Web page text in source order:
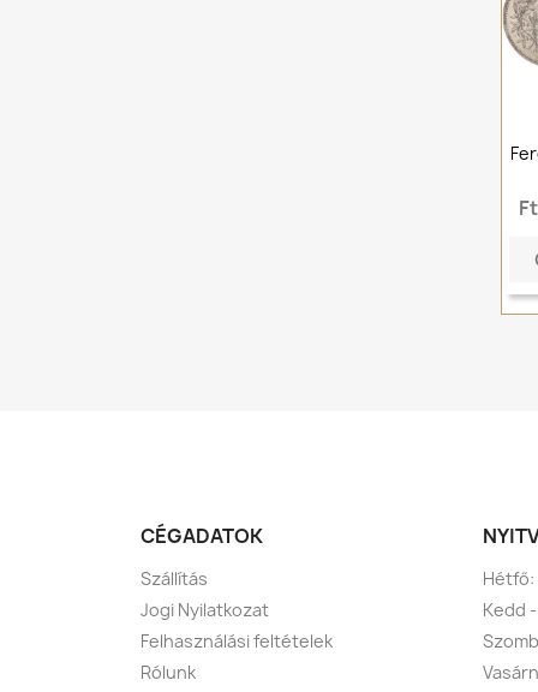
CÉGADATOK
Szállítás
Jogi Nyilatkozat
Felhasználási feltételek
Rólunk
Hétfő:
Kedd